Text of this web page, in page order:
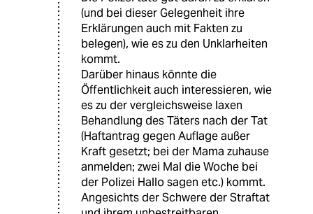
(und bei dieser Gelegenheit ihre
Erklärungen auch mit Fakten zu
belegen), wie es zu den Unklarheiten
kommt.
Darüber hinaus könnte die
Öffentlichkeit auch interessieren, wie
es zu der vergleichsweise laxen
Behandlung des Täters nach der Tat
(Haftantrag gegen Auflage außer
Kraft gesetzt; bei der Mama zuhause
anmelden; zwei Mal die Woche bei
der Polizei Hallo sagen etc.) kommt.
Angesichts der Schwere der Straftat